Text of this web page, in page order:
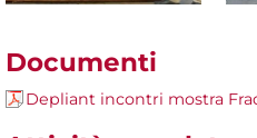
Documenti
Depliant incontri mostra